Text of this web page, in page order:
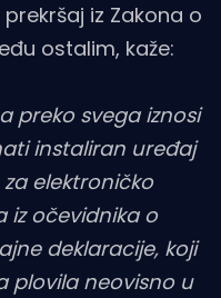
iz Zakona o
ostalim, kaže:
preko svega iznosi
instaliran uređaj
elektroničko
iz očevidnika o
deklaracije, koji
plovila neovisno u